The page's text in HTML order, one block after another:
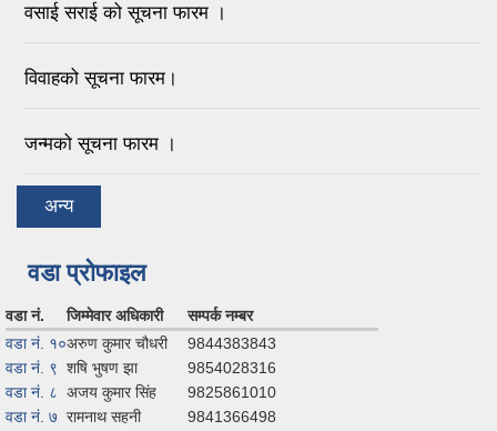
वसाई सराई को सूचना फारम ।
विवाहको सूचना फारम।
जन्मको सूचना फारम ।
अन्य
वडा प्रोफाइल
वडा नं. जिम्मेवार अधिकारी
सम्पर्क नम्बर
वडा नं. १०अरुण कुमार चौधरी
9844383843
वडा नं. ९ शषि भुषण झा
9854028316
वडा नं. ८ अजय कुमार सिंह
9825861010
वडा नं. ७ रामनाथ सहनी
9841366498